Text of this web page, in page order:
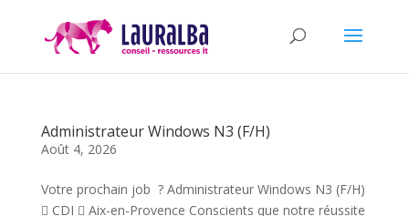
Administrateur Windows N3 (F/H)
Août 4, 2026
Votre prochain job ? Administrateur Windows N3 (F/H)
 CDI  Aix-en-Provence Conscients que notre réussite